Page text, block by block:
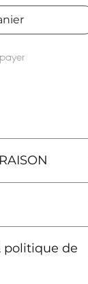
ainsi que de
politique de